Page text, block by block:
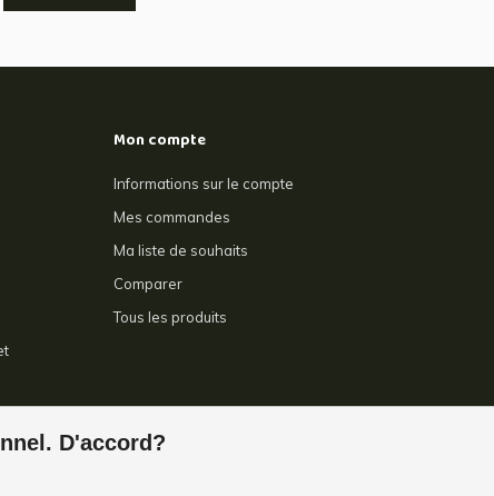
D'accord?
Mon compte
Informations sur le compte
Mes commandes
Ma liste de souhaits
Comparer
Tous les produits